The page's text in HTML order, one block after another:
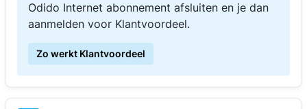
Odido Internet abonnement afsluiten en je dan
aanmelden voor Klantvoordeel.
Zo werkt Klantvoordeel